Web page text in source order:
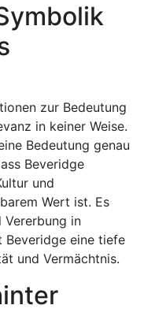
zur Bedeutung
in keiner Weise.
Bedeutung genau
Beveridge
und
Wert ist. Es
in
Beveridge eine tiefe
und Vermächtnis.